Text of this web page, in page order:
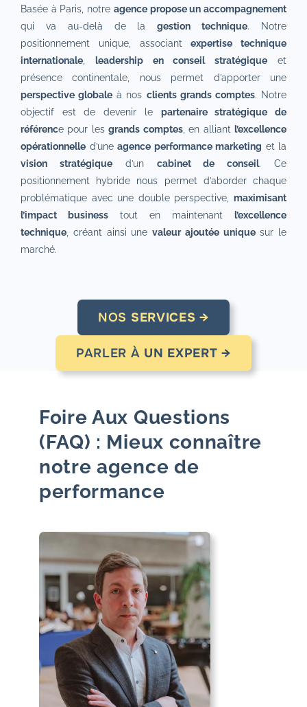
Basée à Paris, notre agence propose un accompagnement
qui va au-delà de lagestion technique. Notre
positionnement unique, associantexpertise technique
internationale
leadership en conseil stratégique et
présence continentale, nous permet d’apporter une
perspective globale à nos clients grands comptes. Notre
objectif est de devenir le partenaire stratégique de
référence pour lesgrands comptes, en alliant l’excellence
opérationnelle d’une agence performance marketing et la
vision stratégiqued’un cabinet de conseil. Ce
positionnement hybride nous permet d’aborder chaque
problématique avec une double perspective, maximisant
l’impact business tout en maintenant
l’excellence
technique , créant ainsi une valeur ajoutée uniquesur le
marché.
NOS SERVICES →
PARLER À UN EXPERT →
Foire Aux Questions
(FAQ) : Mieux connaître
notre agence de
performance